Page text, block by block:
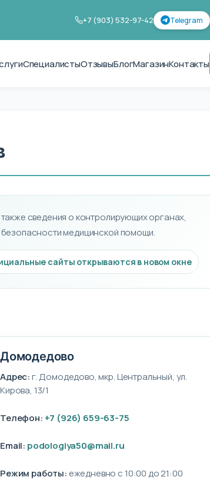
+7 (903) 532-97-42 Telegram
СпециалистыОтзывыБлогМагазинКонтакты
сведения о контролирующих органах,
медицинской помощи.
сайты открываются в новом окне
Домодедово
Адрес:г. Домодедово, мкр. Центральный, ул.
Кирова, 13/1
Телефон: +7 (926) 659-63-75
Email: podologiya50@mail.ru
Режим работы: ежедневно с 10:00 до 21:00